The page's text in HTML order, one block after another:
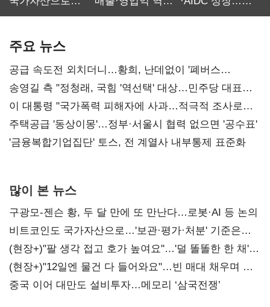
주요 뉴스
공급 속도전 외치더니…황희, 난데없이 '폐버스
리모델링' 제안
송영길 측 "정청래, 국힘 '역선택' 대상…민주당 대표로
총선 지휘 못해"
이 대통령 "국가폭력 피해자에 사과…적극적 조사로
진실 밝혀야"
주택공급 '동상이몽'…정부·서울시 협력 없으면 '공수표'
'금융복합기업집단' 토스, 전 계열사 내부통제 표준화
많이 본 뉴스
구광모-젠슨 황, 두 달 만에 또 만난다…로봇·AI 등 논의
비트코인도 국가자산으로…'보관·평가·처분' 기준은
숙제
(현장+)"팔 생각 접고 호가 높여요"…'덜 똘똘한 한 채'
20억 키맞추기
(현장+)"12일엔 물건 다 들어와요"…빈 매대 채우며 문
연 홈플러스
중국 이어 대만도 설비투자…메모리 ‘삼국전쟁’